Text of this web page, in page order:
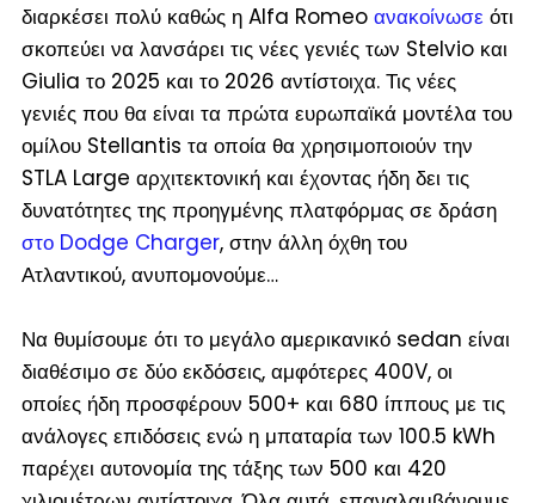
διαρκέσει πολύ καθώς η Alfa Romeo ανακοίνωσε ότι
σκοπεύει να λανσάρει τις νέες γενιές των Stelvio και
Giulia το 2025 και το 2026 αντίστοιχα. Τις νέες
γενιές που θα είναι τα πρώτα ευρωπαϊκά μοντέλα του
ομίλου Stellantis τα οποία θα χρησιμοποιούν την
STLA Large αρχιτεκτονική και έχοντας ήδη δει τις
δυνατότητες της προηγμένης πλατφόρμας σε δράση
στο Dodge Charger, στην άλλη όχθη του
Ατλαντικού, ανυπομονούμε…
Να θυμίσουμε ότι το μεγάλο αμερικανικό sedan είναι
διαθέσιμο σε δύο εκδόσεις, αμφότερες 400V, οι
οποίες ήδη προσφέρουν 500+ και 680 ίππους με τις
ανάλογες επιδόσεις ενώ η μπαταρία των 100.5 kWh
παρέχει αυτονομία της τάξης των 500 και 420